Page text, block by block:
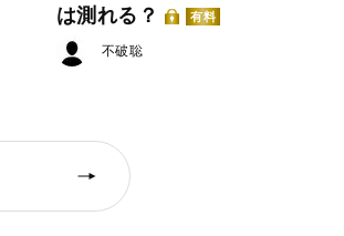
は測れる？
有料
不破聡